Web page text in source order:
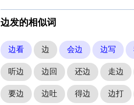
边发的相似词
边看 边 会边 边写
听边 边回 还边 走边
要边 边吐 得边 边打